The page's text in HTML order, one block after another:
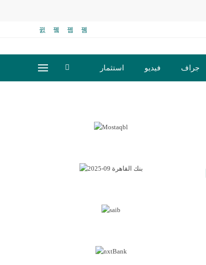
جراف فيديو استثمار